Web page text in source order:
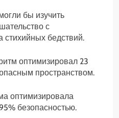
бы изучить
с
стихийных бедствий.
оптимизировал 23
пространством.
оптимизировала
безопасностью.